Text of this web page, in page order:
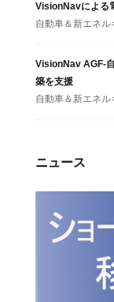
VisionNavによる
自動車＆新エネル
VisionNav AGF-
築を支援
自動車＆新エネ
ニュース